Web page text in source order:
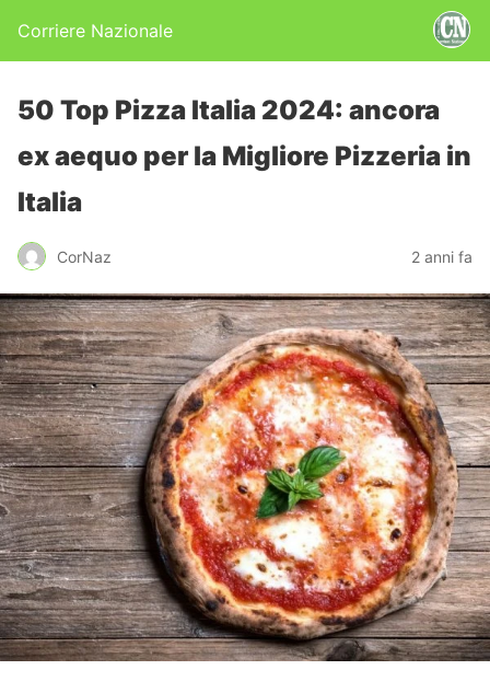
Corriere Nazionale
50 Top Pizza Italia 2024: ancora
ex aequo per la Migliore Pizzeria in
Italia
CorNaz 2 anni fa